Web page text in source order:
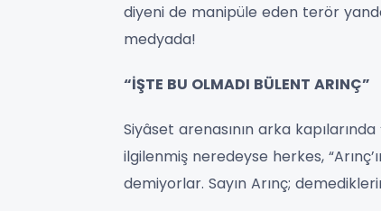
diyeni de manipüle eden terör
medyada!
“İŞTE BU OLMADI BÜLENT ARINÇ”
Siyâset arenasının arka
ilgilenmiş neredeyse herkes,
demiyorlar. Sayın Arınç;